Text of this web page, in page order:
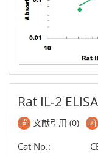
Rat IL-2
文献引用 (0)
Cat No.: